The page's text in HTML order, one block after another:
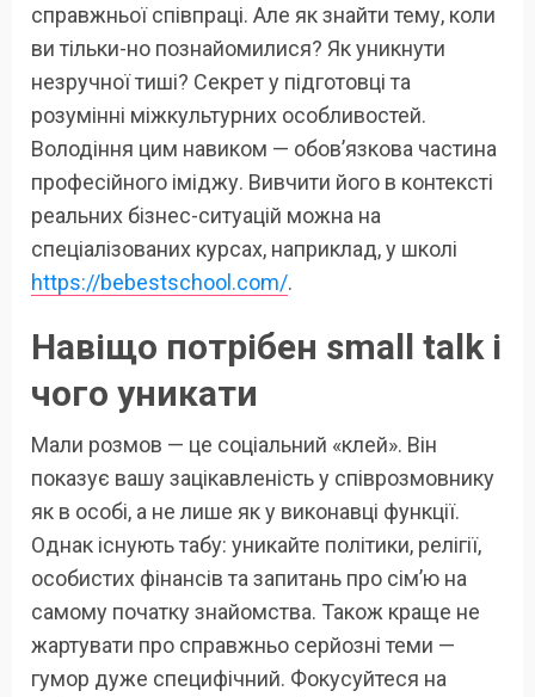
справжньої співпраці. Але як знайти тему, коли
ви тільки-но познайомилися? Як уникнути
незручної тиші? Секрет у підготовці та
розумінні міжкультурних особливостей.
Володіння цим навиком — обов’язкова частина
професійного іміджу. Вивчити його в контексті
реальних бізнес-ситуацій можна на
спеціалізованих курсах, наприклад, у школі
https://bebestschool.com/.
Навіщо потрібен small talk і
чого уникати
Мали розмов — це соціальний «клей». Він
показує вашу зацікавленість у співрозмовнику
як в особі, а не лише як у виконавці функції.
Однак існують табу: уникайте політики, релігії,
особистих фінансів та запитань про сім’ю на
самому початку знайомства. Також краще не
жартувати про справжньо серйозні теми —
гумор дуже специфічний. Фокусуйтеся на